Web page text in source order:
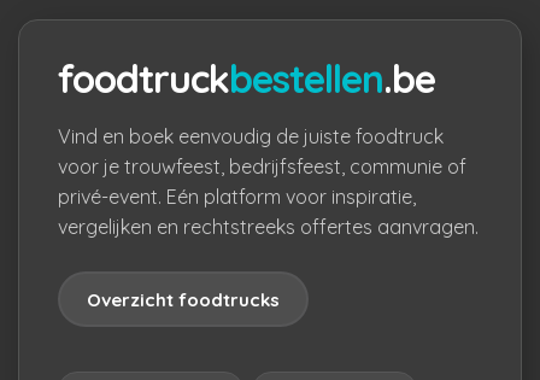
foodtruckbestellen.be
Vind en boek eenvoudig de juiste foodtruck
voor je trouwfeest, bedrijfsfeest, communie of
privé-event. Eén platform voor inspiratie,
vergelijken en rechtstreeks offertes aanvragen.
Overzicht foodtrucks